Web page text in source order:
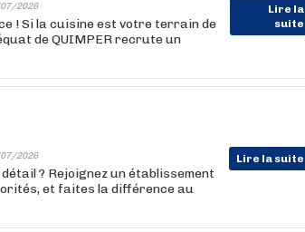
2026
Lire la
suite
! Si la cuisine est votre terrain de
de QUIMPER recrute un
2026 Lire la suite
? Rejoignez un établissement
et faites la différence au